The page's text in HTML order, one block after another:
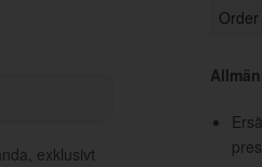
exklusivt
Order